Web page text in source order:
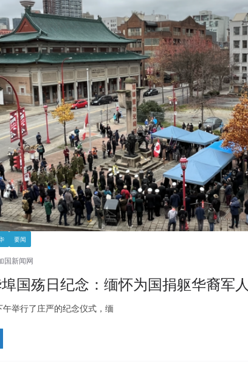
要闻
国新闻网
国殇日纪念：缅怀为国捐躯华裔军人
举行了庄严的纪念仪式，缅